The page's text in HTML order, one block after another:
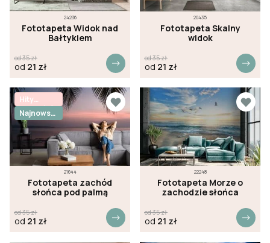
24236
Fototapeta Widok nad
Bałtykiem
od35zł
od 21 zł
20435
Fototapeta Skalny
widok
od35zł
od 21 zł
21644
Fototapeta zachód
słońca pod palmą
Hity
sprzedaży
Najnowsz
e
od35zł
od 21 zł
22248
Fototapeta Morze o
zachodzie słońca
od35zł
od 21 zł